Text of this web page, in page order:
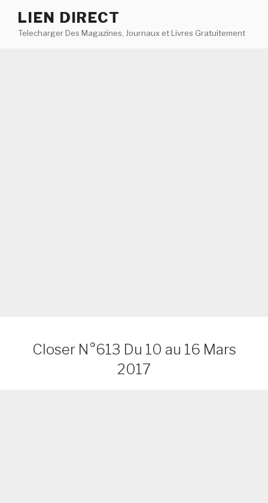
contenu
LIEN DIRECT
Telecharger Des Magazines, Journaux et Livres Gratuitement
Closer N°613 Du 10 au 16 Mars
2017